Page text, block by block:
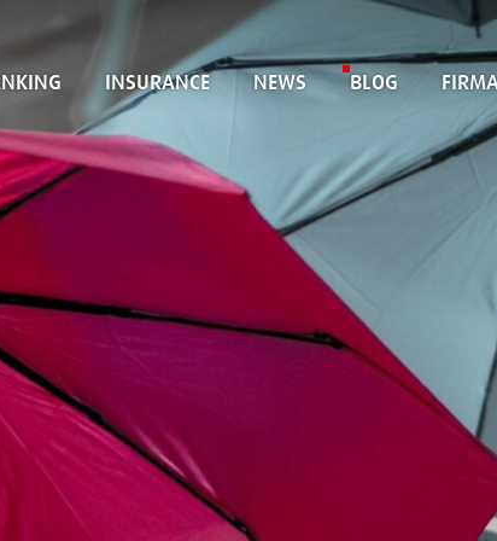
INSURANCE NEWS BLOG